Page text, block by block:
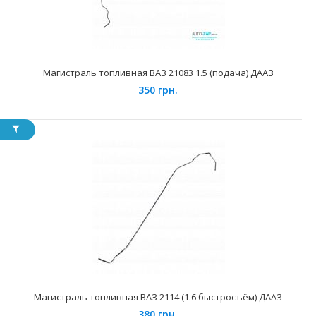
Магистраль топливная ВАЗ 21083 1.5 (обратка) ДААЗ
320 грн.
21099, Лада Самара 2113, 2114, 2115, Лада Самара..
Магистраль топливная ВАЗ 21083 1.5 (подача) ДААЗ
350 грн.
Магистраль топливная ВАЗ 2114 (1.6 быстросъём) ДААЗ